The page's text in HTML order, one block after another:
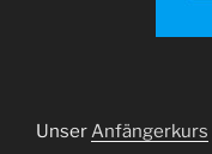
UnserAnfängerkurs